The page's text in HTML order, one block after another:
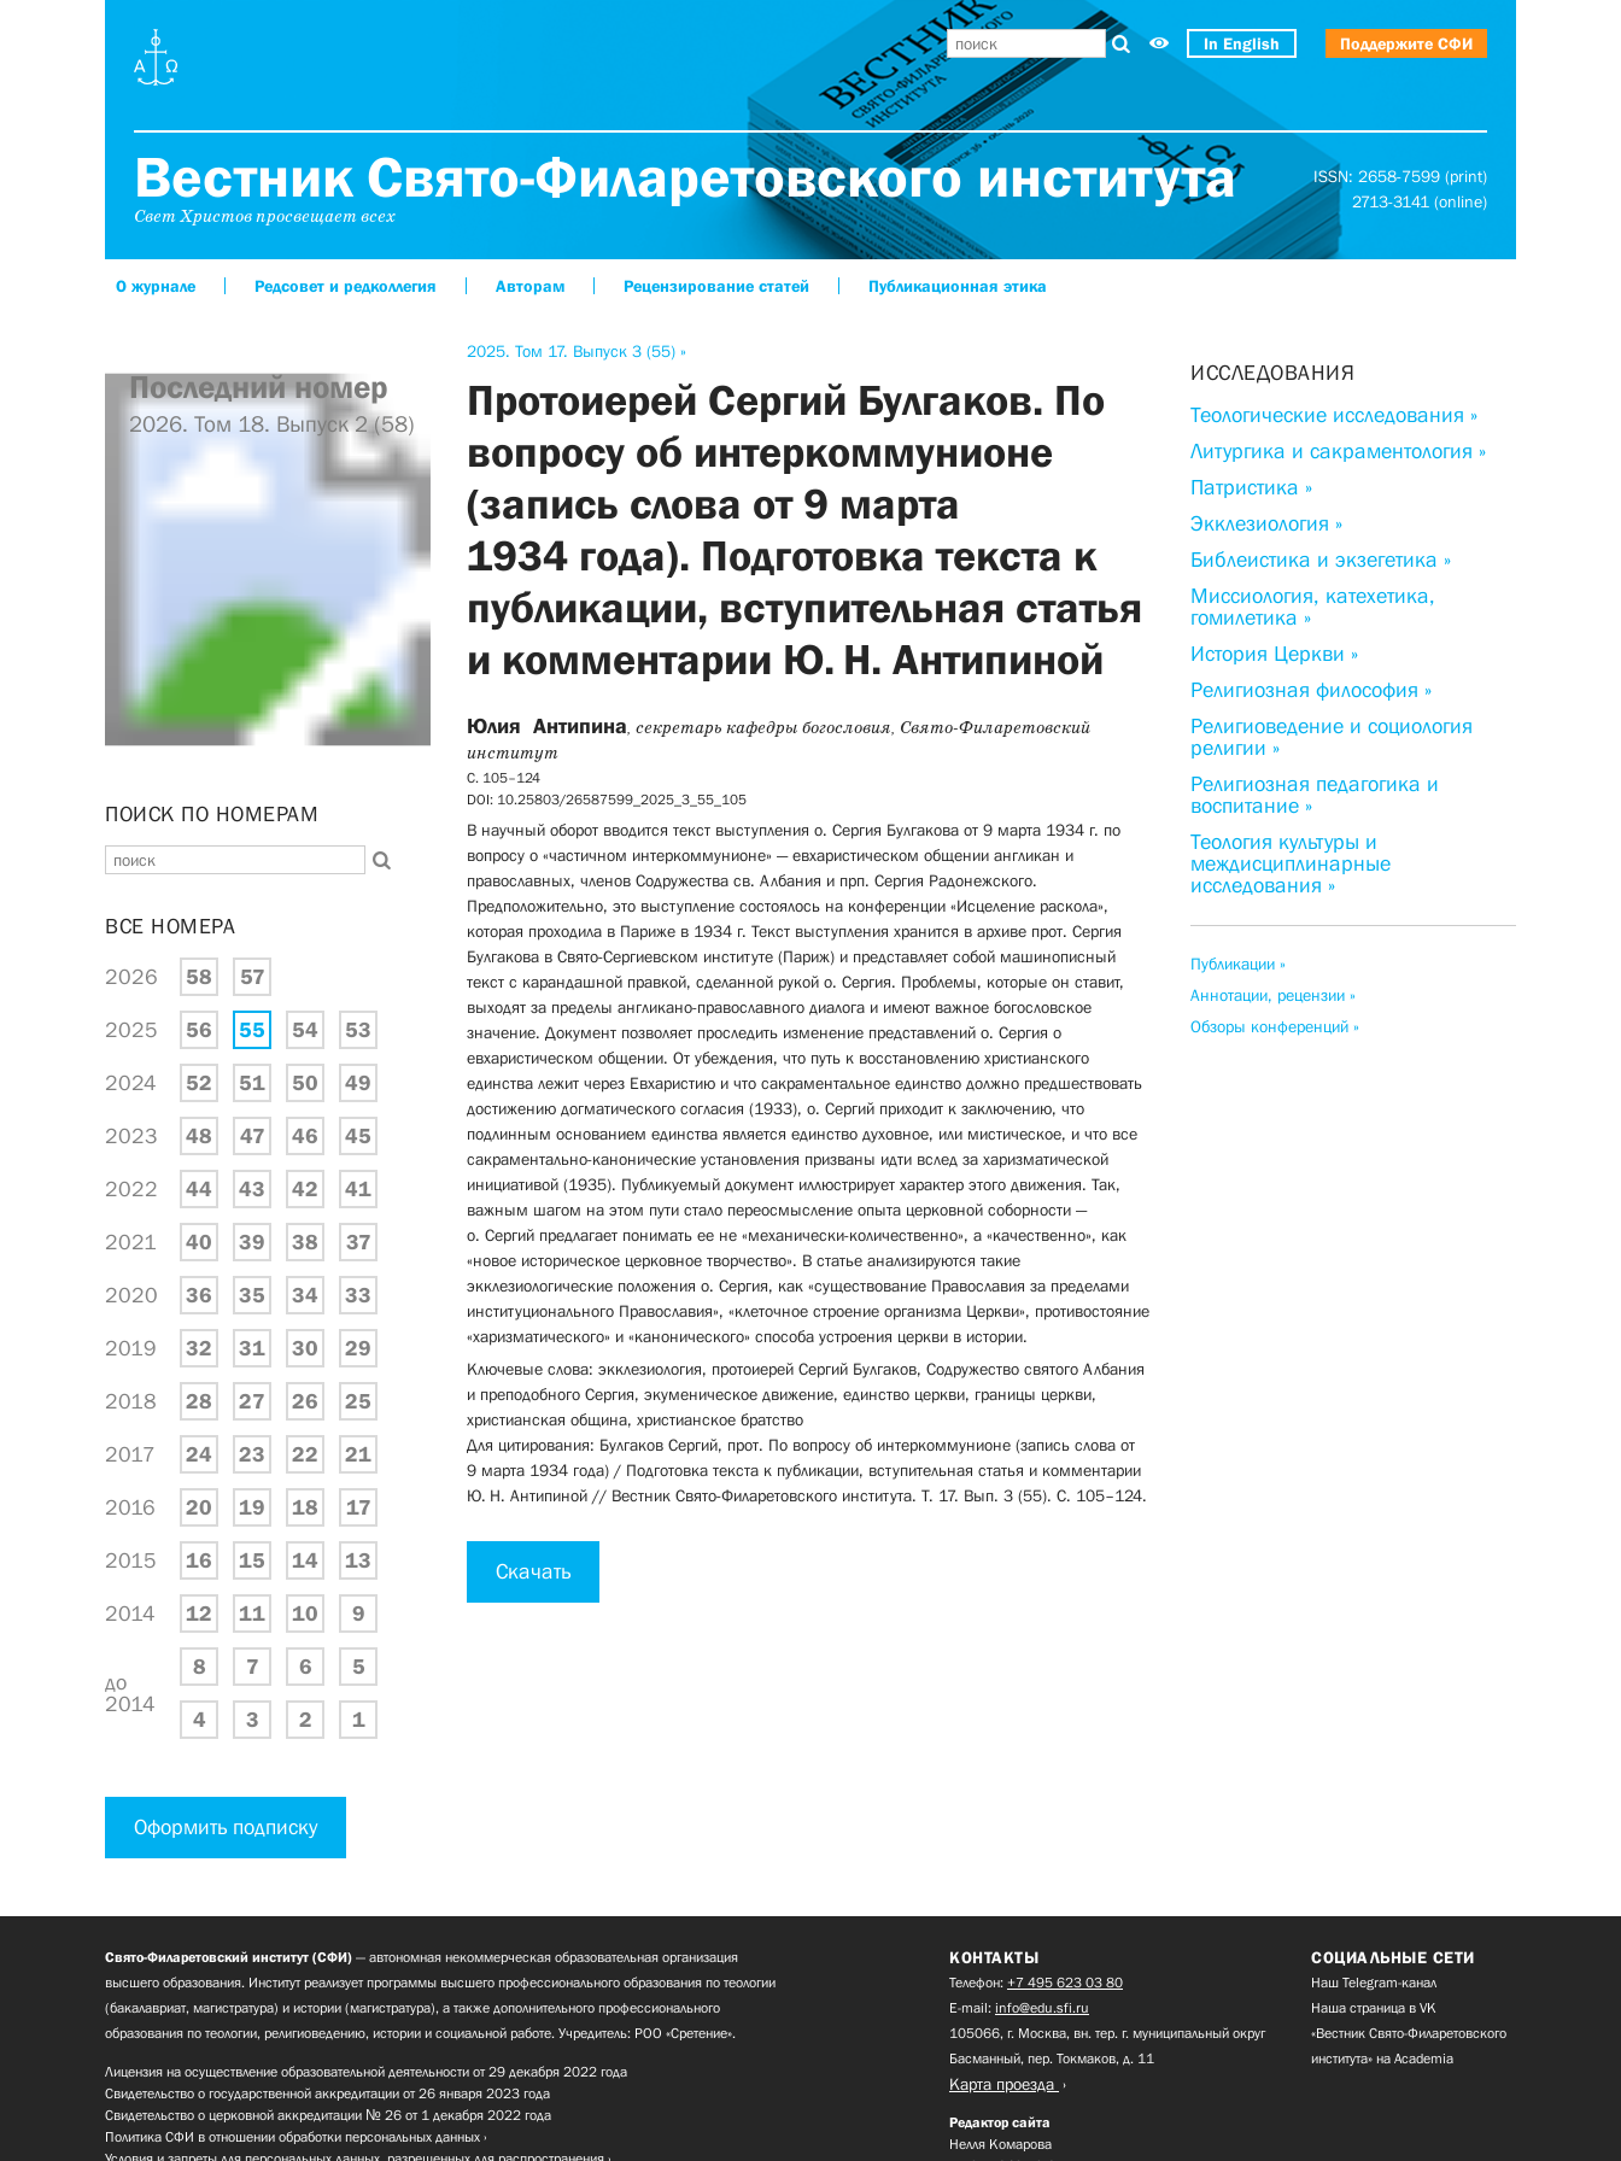
In English Поддержите СФИ
Вестник Свято-Филаретовского института
Свет Христов просвещает всех
ISSN: 2658-7599 (print)
2713-3141 (online)
О журнале Редсовет и редколлегия Авторам Рецензирование статей Публикационная этика
2025. Том 17. Выпуск 3 (55) »
Протоиерей Сергий Булгаков. По
вопросу об интеркоммунионе
(запись слова от 9 марта
1934 года). Подготовка текста к
публикации, вступительная статья
и комментарии Ю. Н. Антипиной
Юлия Антипина, секретарь кафедры богословия, Свято-Филаретовский
институт
С. 105–124
DOI: 10.25803/26587599_2025_3_55_105
В научный оборот вводится текст выступления о. Сергия Булгакова от 9 марта 1934 г. по
вопросу о «частичном интеркоммунионе» — евхаристическом общении англикан и
православных, членов Содружества св. Албания и прп. Сергия Радонежского.
Предположительно, это выступление состоялось на конференции «Исцеление раскола»,
которая проходила в Париже в 1934 г. Текст выступления хранится в архиве прот. Сергия
Булгакова в Свято-Сергиевском институте (Париж) и представляет собой машинописный
текст с карандашной правкой, сделанной рукой о. Сергия. Проблемы, которые он ставит,
выходят за пределы англикано-православного диалога и имеют важное богословское
значение. Документ позволяет проследить изменение представлений о. Сергия о
евхаристическом общении. От убеждения, что путь к восстановлению христианского
единства лежит через Евхаристию и что сакраментальное единство должно предшествовать
достижению догматического согласия (1933), о. Сергий приходит к заключению, что
подлинным основанием единства является единство духовное, или мистическое, и что все
сакраментально-канонические установления призваны идти вслед за харизматической
инициативой (1935). Публикуемый документ иллюстрирует характер этого движения. Так,
важным шагом на этом пути стало переосмысление опыта церковной соборности —
о. Сергий предлагает понимать ее не «механически-количественно», а «качественно», как
«новое историческое церковное творчество». В статье анализируются такие
экклезиологические положения о. Сергия, как «существование Православия за пределами
институционального Православия», «клеточное строение организма Церкви», противостояние
«харизматического» и «канонического» способа устроения церкви в истории.
Ключевые слова: экклезиология, протоиерей Сергий Булгаков, Содружество святого Албания
и преподобного Сергия, экуменическое движение, единство церкви, границы церкви,
христианская община, христианское братство
Для цитирования: Булгаков Сергий, прот. По вопросу об интеркоммунионе (запись слова от
9 марта 1934 года) / Подготовка текста к публикации, вступительная статья и комментарии
Ю. Н. Антипиной // Вестник Свято-Филаретовского института. Т. 17. Вып. 3 (55). С. 105–124.
Скачать
Последний номер
2026. Том 18. Выпуск 2 (58)
ПОИСК ПО НОМЕРАМ
ВСЕ НОМЕРА
2026 58 57
2025 56 55 54 53
2024 52 51 50 49
2023 48 47 46 45
2022 44 43 42 41
2021 40 39 38 37
2020 36 35 34 33
2019 32 31 30 29
2018 28 27 26 25
2017 24 23 22 21
2016 20 19 18 17
2015 16 15 14 13
2014 12 11 10 9
до
2014
8 7 6 5
4 3 2 1
Оформить подписку
ИССЛЕДОВАНИЯ
Теологические исследования »
Литургика и сакраментология »
Патристика »
Экклезиология »
Библеистика и экзегетика »
Миссиология, катехетика,
гомилетика »
История Церкви »
Религиозная философия »
Религиоведение и социология
религии »
Религиозная педагогика и
воспитание »
Теология культуры и
междисциплинарные
исследования »
Публикации »
Аннотации, рецензии »
Обзоры конференций »
Свято-Филаретовский институт (СФИ) — автономная некоммерческая образовательная организация
высшего образования. Институт реализует программы высшего профессионального образования по теологии
(бакалавриат, магистратура) и истории (магистратура), а также дополнительного профессионального
образования по теологии, религиоведению, истории и социальной работе. Учредитель: РОО «Сретение».
Лицензия на осуществление образовательной деятельности от 29 декабря 2022 года
Свидетельство о государственной аккредитации от 26 января 2023 года
Свидетельство о церковной аккредитации № 26 от 1 декабря 2022 года
Политика СФИ в отношении обработки персональных данных
КОНТАКТЫ
Телефон: +7 495 623 03 80
E-mail: info@edu.sfi.ru
105066, г. Москва, вн. тер. г. муниципальный округ
Басманный, пер. Токмаков, д. 11
Карта проезда
Редактор сайта
Нелля Комарова
СОЦИАЛЬНЫЕ СЕТИ
Наш Telegram-канал
Наша страница в VK
«Вестник Свято-Филаретовского
института» на Academia